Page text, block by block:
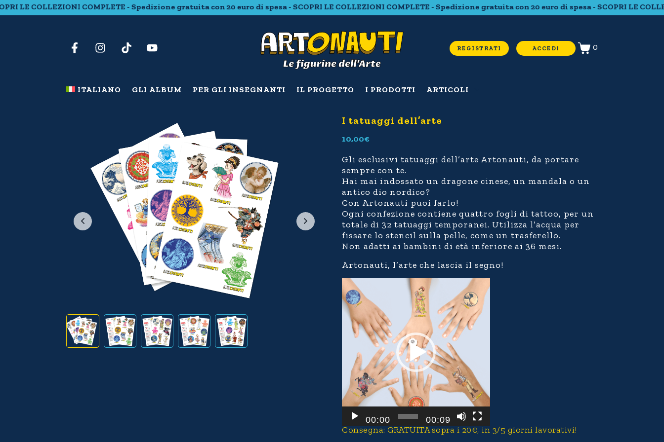
LE COLLEZIONI COMPLETE - Spedizione gratuita con 20 euro di spesa - SCOPRI LE COLLEZIONI COMPLETE - Spedizione gratuita con 20 euro di spesa - SCOPRI LE
REGISTRATI ACCEDI 0
ITALIANO GLI ALBUM PER GLI INSEGNANTI IL PROGETTO I PRODOTTI ARTICOLI
I tatuaggi dell’arte
10,00€
Gli esclusivi tatuaggi dell’arte Artonauti, da portare
sempre con te.
Hai mai indossato un dragone cinese, un mandala o un
antico dio nordico?
Con Artonauti puoi farlo!
Ogni confezione contiene quattro fogli di tattoo, per un
totale di 32 tatuaggi temporanei. Utilizza l’acqua per
fissare lo stencil sulla pelle, come un trasferello.
Non adatti ai bambini di età inferiore ai 36 mesi.
Artonauti, l’arte che lascia il segno!
Video
Player
00:00 00:09
Consegna: GRATUITA sopra i 20€, in 3/5 giorni lavorativi!